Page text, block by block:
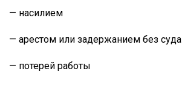
— насилием
— арестом или задержанием без суда
— потерей работы